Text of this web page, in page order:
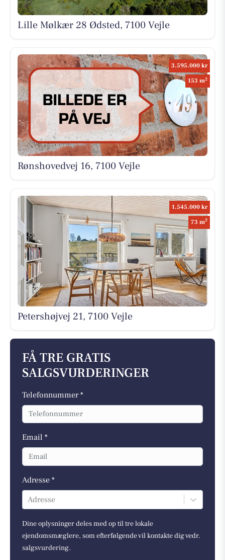
Lille Mølkær 28 Ødsted, 7100 Vejle
3.595.000 kr
153 m2
Rønshovedvej 16, 7100 Vejle
1.545.000 kr
73 m2
Petershøjvej 21, 7100 Vejle
FÅ TRE GRATIS
SALGSVURDERINGER
Telefonnummer *
Email *
Adresse *
Adresse
Dine oplysninger deles med op til tre lokale
ejendomsmæglere, som efterfølgende vil kontakte dig vedr.
salgsvurdering.